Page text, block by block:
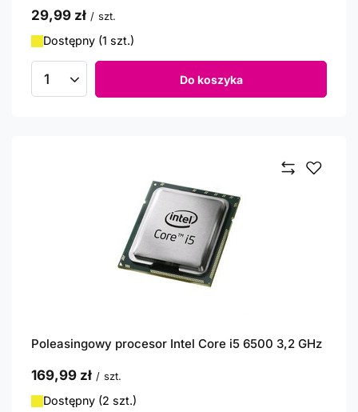
29,99 zł / szt.
Dostępny (1 szt.)
Ilość produktów Do koszyka
Poleasingowy procesor Intel Core i5 6500 3,2 GHz
169,99 zł / szt.
Dostępny (2 szt.)